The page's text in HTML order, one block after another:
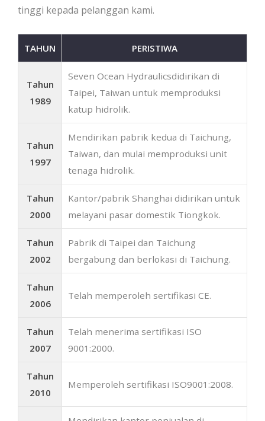
tinggi kepada pelanggan kami.
TAHUN PERISTIWA
Tahun
1989
Seven Ocean Hydraulicsdidirikan di
Taipei, Taiwan untuk memproduksi
katup hidrolik.
Tahun
1997
Mendirikan pabrik kedua di Taichung,
Taiwan, dan mulai memproduksi unit
tenaga hidrolik.
Tahun
2000
Kantor/pabrik Shanghai didirikan untuk
melayani pasar domestik Tiongkok.
Tahun
2002
Pabrik di Taipei dan Taichung
bergabung dan berlokasi di Taichung.
Tahun
2006
Telah memperoleh sertifikasi CE.
Tahun
2007
Telah menerima sertifikasi ISO
9001:2000.
Tahun
2010
Memperoleh sertifikasi ISO9001:2008.